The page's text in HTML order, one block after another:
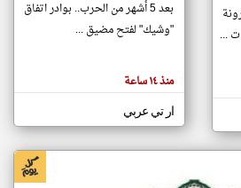
مصادر الأخبار من سلطنة عُمان
اخبار سلطنة عُمان على مدار الساعة
أهم اخبار سلطنة عُمان العاجلة والمباشرة
...
بعد 5 أشهر من الحرب.. بوادر اتفاق
"وشيك" لفتح مضيق ...
منذ ١٤ ساعة
ار تي عربي
klyoum.com